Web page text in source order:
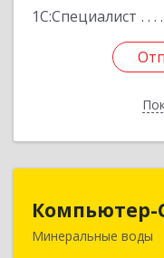
1С:Специалист
Компьютер-
Минеральные воды
357202,